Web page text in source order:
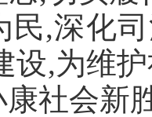
民,深化
设,为维
社会新